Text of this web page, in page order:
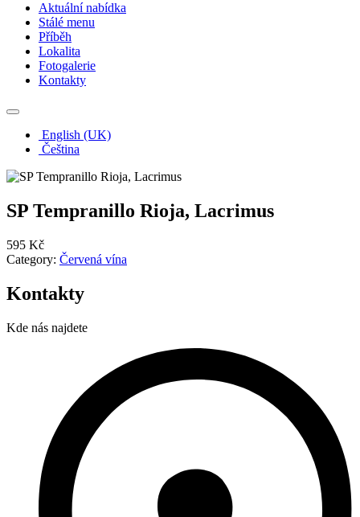
Aktuální nabídka
Stálé menu
Příběh
Lokalita
Fotogalerie
Kontakty
English (UK)
Čeština
SP Tempranillo Rioja, Lacrimus
595 Kč
Category: Červená vína
Kontakty
Kde nás najdete